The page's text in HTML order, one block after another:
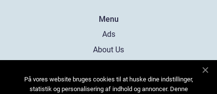
Menu
Ads
About Us
Contact
På vores website bruges cookies til at huske dine indstillinger,
statistik og personalisering af indhold og annoncer. Denne